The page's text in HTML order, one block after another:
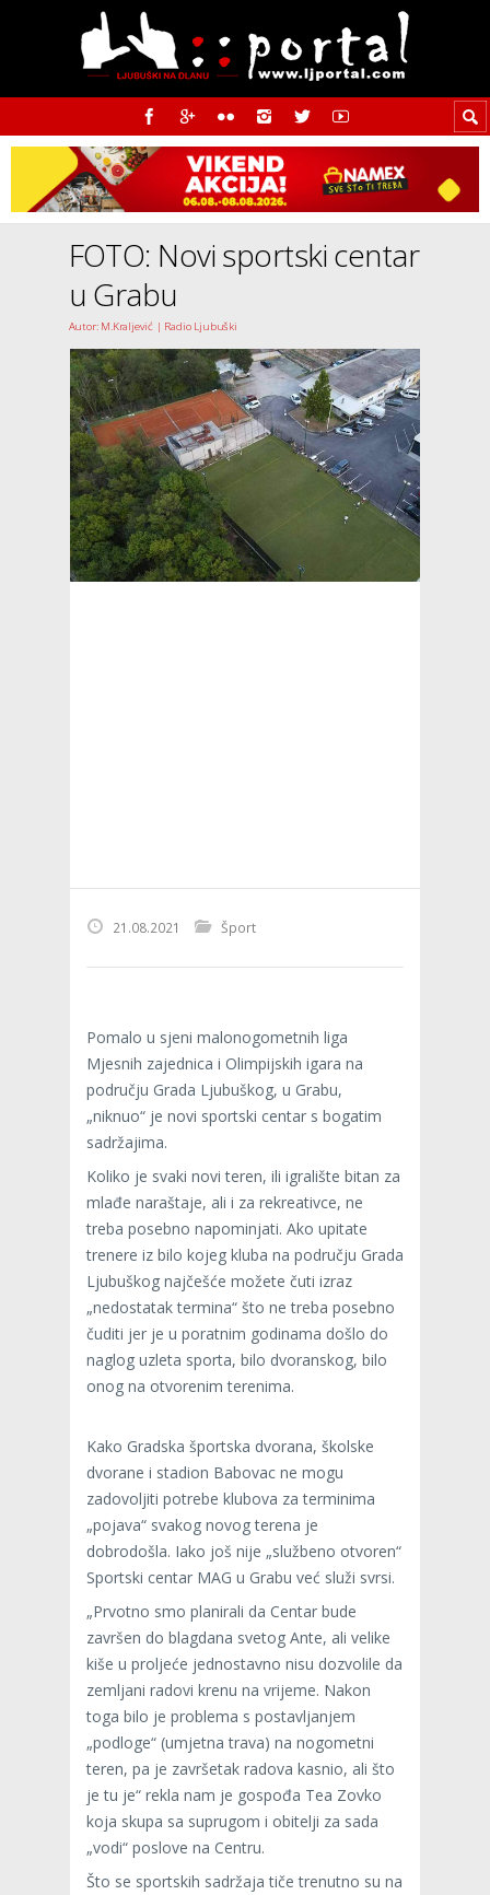
FOTO: Novi sportski centar
u Grabu
Autor: M.Kraljević | Radio Ljubuški
21.08.2021 Šport
Pomalo u sjeni malonogometnih liga
Mjesnih zajednica i Olimpijskih igara na
području Grada Ljubuškog, u Grabu,
„niknuo“ je novi sportski centar s bogatim
sadržajima.
Koliko je svaki novi teren, ili igralište bitan za
mlađe naraštaje, ali i za rekreativce, ne
treba posebno napominjati. Ako upitate
trenere iz bilo kojeg kluba na području Grada
Ljubuškog najčešće možete čuti izraz
„nedostatak termina“ što ne treba posebno
čuditi jer je u poratnim godinama došlo do
naglog uzleta sporta, bilo dvoranskog, bilo
onog na otvorenim terenima.
Kako Gradska športska dvorana, školske
dvorane i stadion Babovac ne mogu
zadovoljiti potrebe klubova za terminima
„pojava“ svakog novog terena je
dobrodošla. Iako još nije „službeno otvoren“
Sportski centar MAG u Grabu već služi svrsi.
„Prvotno smo planirali da Centar bude
završen do blagdana svetog Ante, ali velike
kiše u proljeće jednostavno nisu dozvolile da
zemljani radovi krenu na vrijeme. Nakon
toga bilo je problema s postavljanjem
„podloge“ (umjetna trava) na nogometni
teren, pa je završetak radova kasnio, ali što
je tu je“ rekla nam je gospođa Tea Zovko
koja skupa sa suprugom i obitelji za sada
„vodi“ poslove na Centru.
Što se sportskih sadržaja tiče trenutno su na